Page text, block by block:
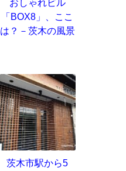
おしゃれビル
「BOX8」、ここ
は？－茨木の風景
茨木市駅から5